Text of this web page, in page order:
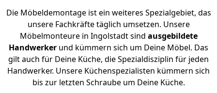
Die Möbeldemontage ist ein weiteres Spezialgebiet, das
unsere Fachkräfte täglich umsetzen. Unsere
Möbelmonteure in Ingolstadt sind ausgebildete
Handwerker und kümmern sich um Deine Möbel. Das
gilt auch für Deine Küche, die Spezialdisziplin für jeden
Handwerker. Unsere Küchenspezialisten kümmern sich
bis zur letzten Schraube um Deine Küche.